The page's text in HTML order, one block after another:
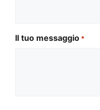
Il tuo messaggio *